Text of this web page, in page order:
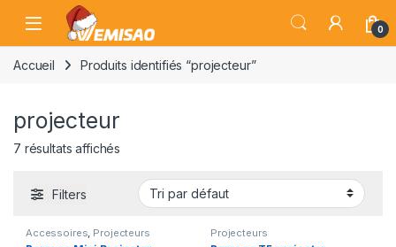
Skip to navigation
Skip to content
Open 0
Accueil Produits identifiés “projecteur”
projecteur
7 résultats affichés
Filters
Accessoires Projecteurs Projecteurs